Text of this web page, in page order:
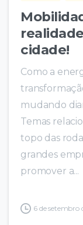
cidade!
Como a
mudando
Temas
topo das
grandes
promover a...
6 de setembro